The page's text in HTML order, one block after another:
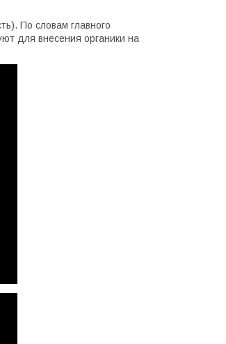
По словам главного
для внесения органики на